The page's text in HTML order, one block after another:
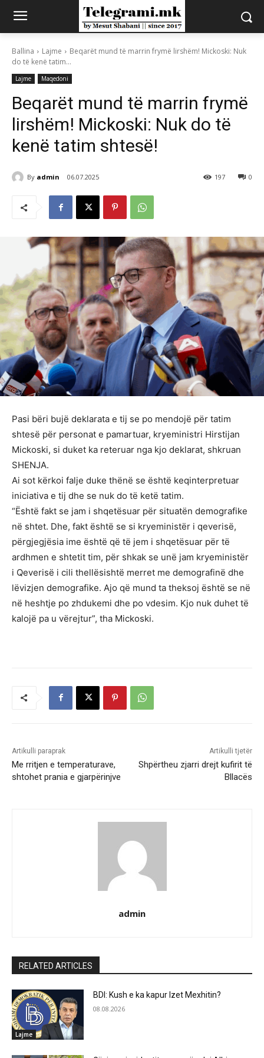
Ballina Lajme
Beqarët mund të marrin frymë lirshëm! Mickoski: Nuk
do të kenë tatim...
Lajme Maqedoni
Beqarët mund të marrin frymë
lirshëm! Mickoski: Nuk do të
kenë tatim shtesë!
By admin 06.07.2025 0
197
Pasi bëri bujë deklarata e tij se po mendojë për tatim
shtesë për personat e pamartuar, kryeministri Hirstijan
Mickoski, si duket ka reteruar nga kjo deklarat, shkruan
SHENJA.
Ai sot kërkoi falje duke thënë se është keqinterpretuar
iniciativa e tij dhe se nuk do të ketë tatim.
“Është fakt se jam i shqetësuar për situatën demografike
në shtet. Dhe, fakt është se si kryeministër i qeverisë,
përgjegjësia ime është që të jem i shqetësuar për të
ardhmen e shtetit tim, për shkak se unë jam kryeministër
i Qeverisë i cili thellësishtë merret me demografinë dhe
lëvizjen demografike. Ajo që mund ta theksoj është se në
në heshtje po zhdukemi dhe po vdesim. Kjo nuk duhet të
kalojë pa u vërejtur”, tha Mickoski.
Artikulli paraprak
Me rritjen e temperaturave,
shtohet prania e gjarpërinjve
Artikulli tjetër
Shpërtheu zjarri drejt kufirit të
Bllacës
admin
RELATED ARTICLES
Lajme
BDI: Kush e ka kapur Izet Mexhitin?
08.08.2026